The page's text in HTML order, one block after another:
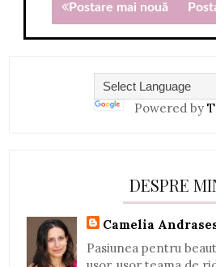
Postare mai nouă
Powered by
DESPRE
Camelia
Pasiunea pentru